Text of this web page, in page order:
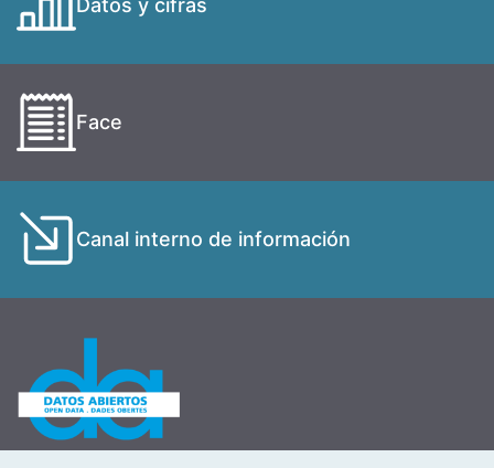
Face
Canal interno de información